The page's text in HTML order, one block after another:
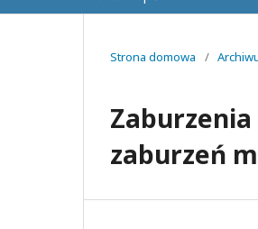
Strona domowa /
zaburzeń